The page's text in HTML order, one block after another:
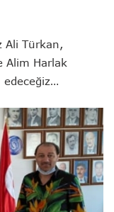
Ali Türkan,
Alim Harlak
edeceğiz…